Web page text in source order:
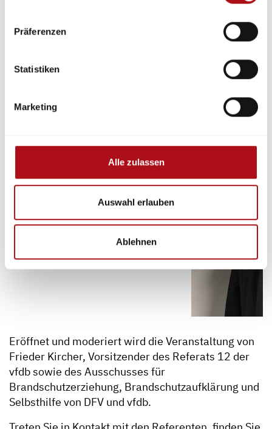
Präferenzen
Statistiken
Marketing
Alle zulassen
Auswahl erlauben
Ablehnen
Brandschutzaufklärung und
Selbsthilfe sowie Mitglied der
Feuerwehr Hanau) zum
in Notfällen für Menschen mit
Selbstrettungsfähigkeit“
Eröffnet und moderiert wird die Veranstaltung von
Frieder Kircher, Vorsitzender des Referats 12 der
vfdb sowie des Ausschusses für
Brandschutzerziehung, Brandschutzaufklärung und
Selbsthilfe von DFV und vfdb.